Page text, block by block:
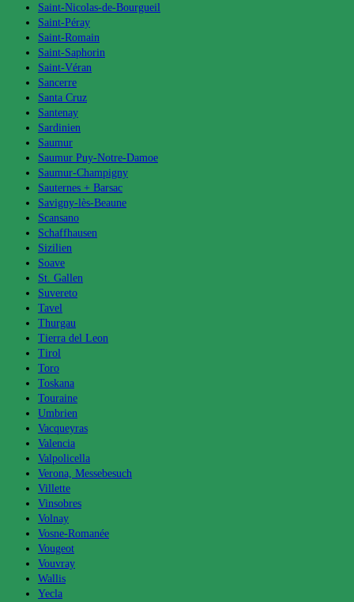
Saint-Nicolas-de-Bourgueil
Saint-Péray
Saint-Romain
Saint-Saphorin
Saint-Véran
Sancerre
Santa Cruz
Santenay
Sardinien
Saumur
Saumur Puy-Notre-Damoe
Saumur-Champigny
Sauternes + Barsac
Savigny-lès-Beaune
Scansano
Schaffhausen
Sizilien
Soave
St. Gallen
Suvereto
Tavel
Thurgau
Tierra del Leon
Tirol
Toro
Toskana
Touraine
Umbrien
Vacqueyras
Valencia
Valpolicella
Verona, Messebesuch
Villette
Vinsobres
Volnay
Vosne-Romanée
Vougeot
Vouvray
Wallis
Yecla